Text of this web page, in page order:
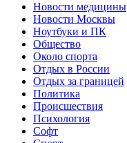
Новости медицины
Новости Москвы
Ноутбуки и ПК
Общество
Около спорта
Отдых в России
Отдых за границей
Политика
Происшествия
Психология
Софт